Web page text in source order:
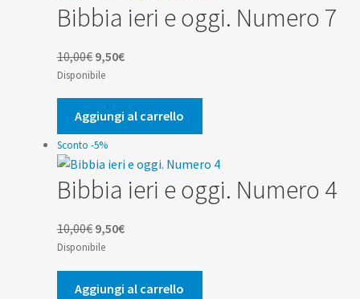
Bibbia ieri e oggi. Numero 7
10,00€ Il
prezzo
originale
era:
10,00€.
9,50€Il
attuale
è:
9,50€.
Disponibile
Aggiungi al carrello
Sconto -5%
Bibbia ieri e oggi. Numero 4
10,00€ Il
prezzo
originale
era:
9,50€Il
attuale
è:
Disponibile
Aggiungi al carrello